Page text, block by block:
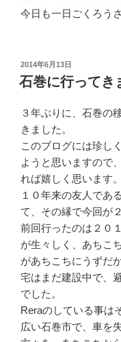
今日も一日ごくろうさ
投
稿
日:
2014年6月13日
石巻に行ってき
３年ぶりに、石巻の
きました。
このブログには珍し
ようと思いますので
れば嬉しく思います。
１０年来の友人であ
て、その縁で今回が
前回行ったのは２０
が生々しく、あちこ
があちこちにうずだ
宅はまだ建設中で、
でした。
Reraのしている事は
広い石巻市で、車を